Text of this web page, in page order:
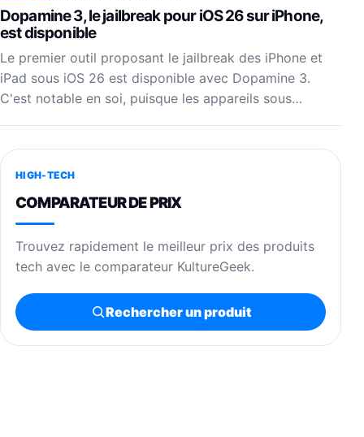
Dopamine 3, le jailbreak pour iOS 26 sur iPhone,
est disponible
Le premier outil proposant le jailbreak des iPhone et
iPad sous iOS 26 est disponible avec Dopamine 3.
C'est notable en soi, puisque les appareils sous…
HIGH-TECH
COMPARATEUR DE PRIX
Trouvez rapidement le meilleur prix des produits
tech avec le comparateur KultureGeek.
Rechercher un produit